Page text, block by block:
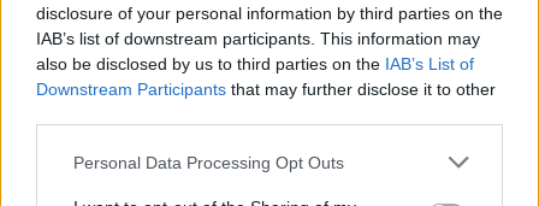
disclosure of your personal information by third parties on the
IAB’s list of downstream participants. This information may
also be disclosed by us to third parties on the IAB’s List of
Downstream Participants that may further disclose it to other
Personal Data Processing Opt Outs